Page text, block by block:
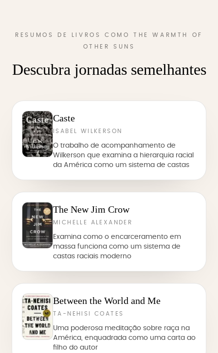
RESUMOS DE LIVROS COMO THE WARMTH OF
OTHER SUNS
Descubra jornadas semelhantes
Caste
ISABEL WILKERSON
O trabalho de acompanhamento de
Wilkerson que examina a hierarquia racial
da América como um sistema de castas
The New Jim Crow
MICHELLE ALEXANDER
Examina como o encarceramento em
massa funciona como um sistema de
castas raciais moderno
Between the World and Me
TA-NEHISI COATES
Uma poderosa meditação sobre raça na
América, enquadrada como uma carta ao
filho do autor